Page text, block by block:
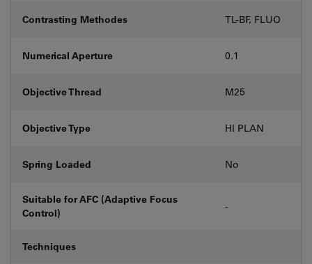
Contrasting Methodes TL-BF, FLUO
Numerical Aperture 0.1
Objective Thread M25
Objective Type HI PLAN
Spring Loaded No
Suitable for AFC (Adaptive Focus
Control)
-
Techniques